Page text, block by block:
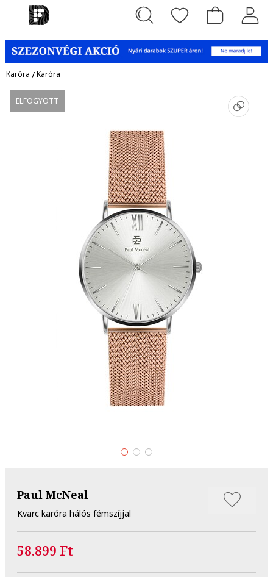
Karóra /Karóra
ELFOGYOTT
Paul McNeal
Kvarc karóra hálós fémszíjjal
58.899 Ft